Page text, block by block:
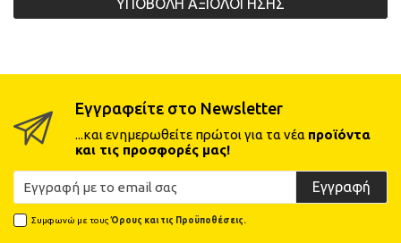
ΥΠΟΒΟΛΗ ΑΞΙΟΛΟΓΗΣΗΣ
Εγγραφείτε στο Newsletter
...και ενημερωθείτε πρώτοι για τα νέα προϊόντα
και τις προσφορές μας!
Εγγραφή
Συμφωνώ με τουςΌρους και τις Προϋποθέσεις.